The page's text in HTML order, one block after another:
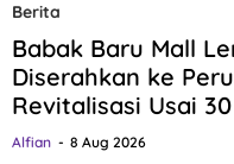
Berita
Babak Baru Mall
Diserahkan ke
Revitalisasi Usai
Alfian 8 Aug 2026